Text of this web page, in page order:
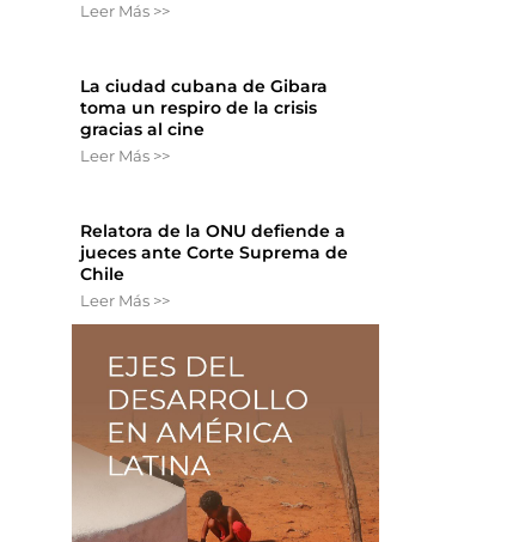
Leer Más >>
La ciudad cubana de Gibara
toma un respiro de la crisis
gracias al cine
Leer Más >>
Relatora de la ONU defiende a
jueces ante Corte Suprema de
Chile
Leer Más >>